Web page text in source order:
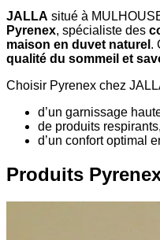
JALLA situé à
Pyrenex, spécialiste des
maison en duvet naturel .
qualité du sommeil et
Choisir Pyrenex chez
d’un garnissage
de produits
d’un confort optimal
Produits